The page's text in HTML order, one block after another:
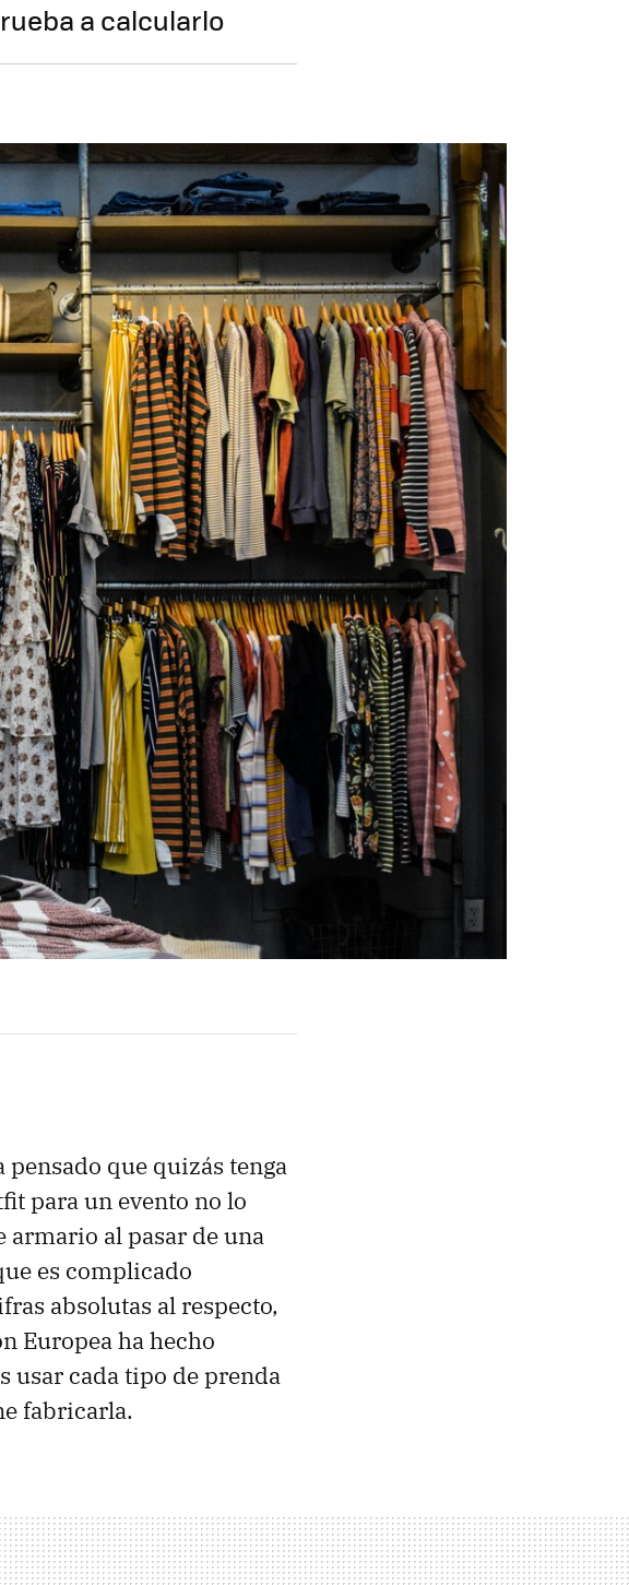
a calcularlo
que quizás tenga
para un evento no lo
armario al pasar de una
es complicado
absolutas al respecto,
Europea ha hecho
usar cada tipo de prenda
fabricarla.